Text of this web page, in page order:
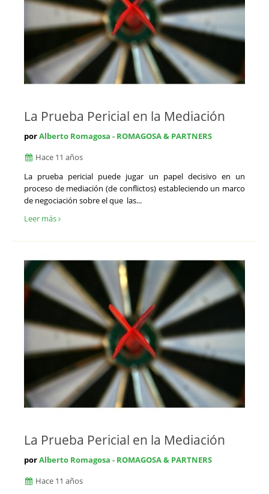
La Prueba Pericial en la Mediación
porAlberto Romagosa - ROMAGOSA & PARTNERS
Hace 11 años
La prueba pericial puede jugar un papel decisivo en un
proceso de mediación (de conflictos) estableciendo un marco
de negociación sobre el que las...
Leer más
La Prueba Pericial en la Mediación
porAlberto Romagosa - ROMAGOSA & PARTNERS
Hace 11 años